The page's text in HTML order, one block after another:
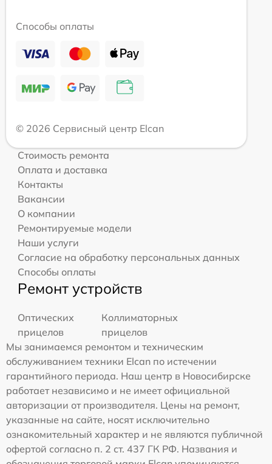
Способы оплаты
© 2026 Сервисный центр Elcan
Стоимость ремонта
Оплата и доставка
Контакты
Вакансии
О компании
Ремонтируемые модели
Наши услуги
Согласие на обработку персональных данных
Способы оплаты
Ремонт устройств
Оптических
прицелов
Коллиматорных
прицелов
Мы занимаемся ремонтом и техническим
обслуживанием техники Elcan по истечении
гарантийного периода. Наш центр в Новосибирске
работает независимо и не имеет официальной
авторизации от производителя. Цены на ремонт,
указанные на сайте, носят исключительно
ознакомительный характер и не являются публичной
офертой согласно п. 2 ст. 437 ГК РФ. Названия и